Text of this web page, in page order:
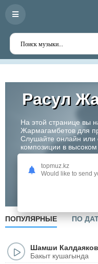
Расул
На этой странице вы
Жармагамбетов для
Слушайте онлайн или
композиции в
творчество одного из
Казахстана!
ПОПУЛЯРНЫЕ ПО
Шамши Калдаяков
Бакыт кушагында
topmuz.kz
Would like to send